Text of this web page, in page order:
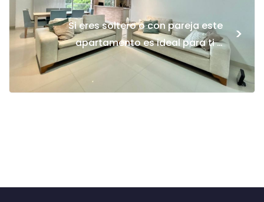
Si eres soltero o con pareja este
apartamento es ideal para ti …
>